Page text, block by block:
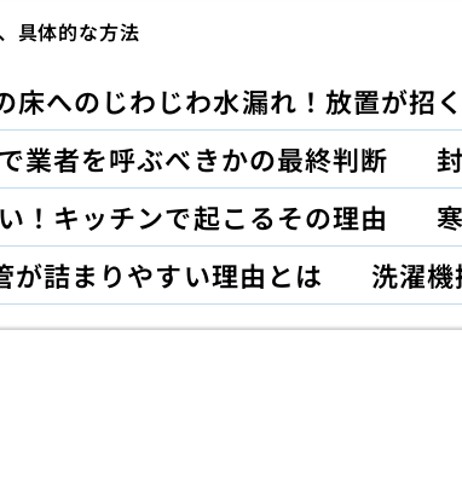
具体的な方法
床へのじわじわ水漏れ！放置が招
業者を呼ぶべきかの最終判断
！キッチンで起こるその理由
が詰まりやすい理由とは
洗濯